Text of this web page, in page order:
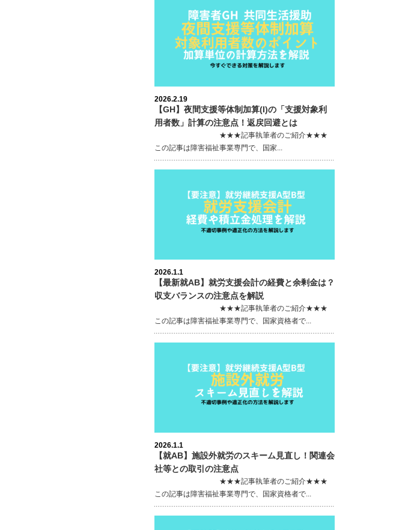
2026.2.19
【GH】夜間支援等体制加算(I)の「支援対象利
用者数」計算の注意点！返戻回避とは
★★★記事執筆者のご紹介★★★
この記事は障害福祉事業専門で、国家...
2026.1.1
【最新就AB】就労支援会計の経費と余剰金は？
収支バランスの注意点を解説
★★★記事執筆者のご紹介★★★
この記事は障害福祉事業専門で、国家資格者で...
2026.1.1
【就AB】施設外就労のスキーム見直し！関連会
社等との取引の注意点
★★★記事執筆者のご紹介★★★
この記事は障害福祉事業専門で、国家資格者で...